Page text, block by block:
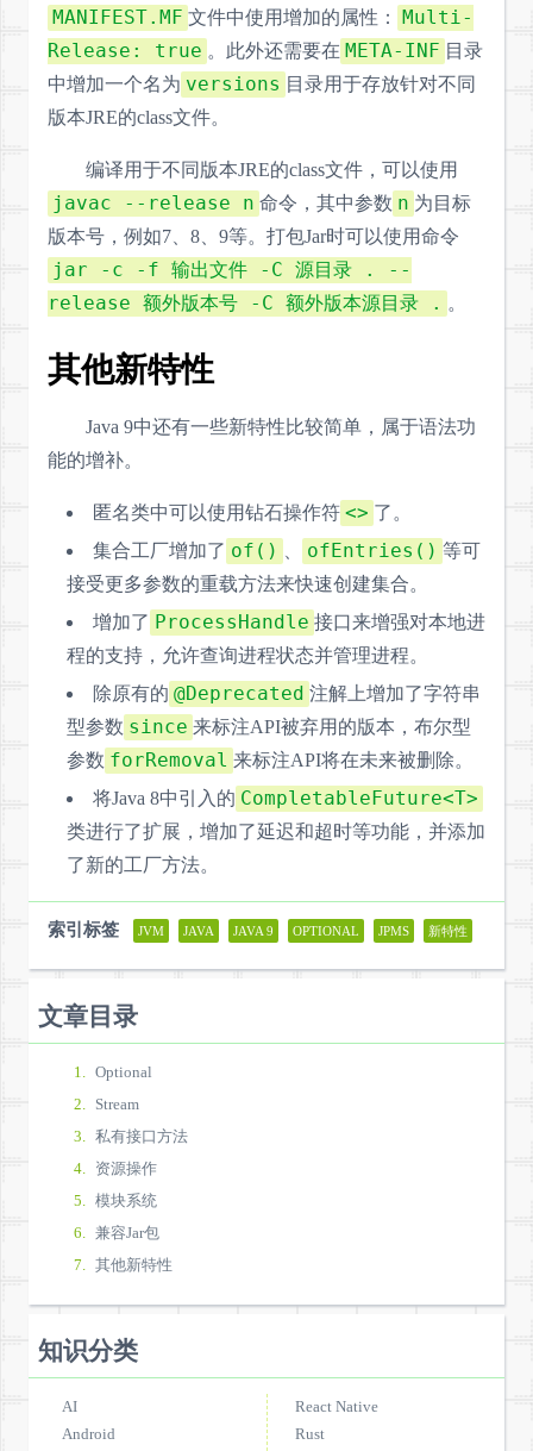
MANIFEST.MF 文件中使用增加的属性：
Multi-
Release: true 。此外还需要在 META-INF 目录
中增加一个名为 versions 目录用于存放针对不同
版本JRE的class文件。
编译用于不同版本JRE的class文件，可以使用
javac --release n 命令，其中参数 n 为目标
版本号，例如7、8、9等。打包Jar时可以使用命令
jar -c -f 输出文件 -C 源目录 . --
release 额外版本号 -C 额外版本源目录 . 。
其他新特性
Java 9中还有一些新特性比较简单，属于语法功
能的增补。
匿名类中可以使用钻石操作符 <> 了。
集合工厂增加了 of() ofEntries() 等可
接受更多参数的重载方法来快速创建集合。
增加了 ProcessHandle 接口来增强对本地进
程的支持，允许查询进程状态并管理进程。
除原有的 @Deprecated 注解上增加了字符串
型参数 since 来标注API被弃用的版本，布尔型
参数 forRemoval 来标注API将在未来被删除。
将Java 8中引入的 CompletableFuture<T>
类进行了扩展，增加了延迟和超时等功能，并添加
了新的工厂方法。
索引标签 JVM JAVA JAVA 9 OPTIONAL JPMS 新特性
文章目录
Optional
Stream
私有接口方法
资源操作
模块系统
兼容Jar包
其他新特性
知识分类
AI
Android
React Native
Rust